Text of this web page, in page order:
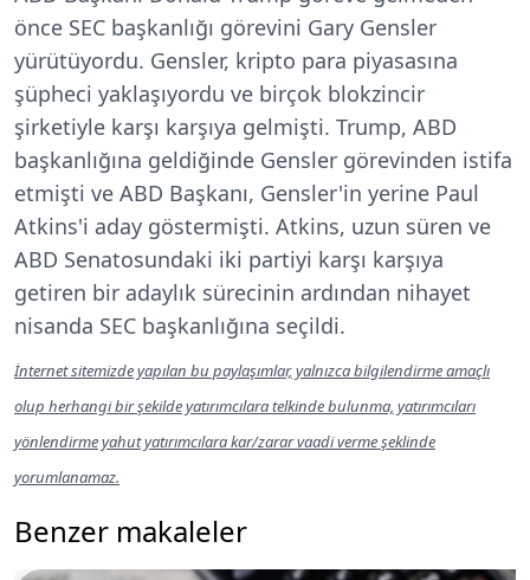
önce SEC başkanlığı görevini Gary Gensler
yürütüyordu. Gensler, kripto para piyasasına
şüpheci yaklaşıyordu ve birçok blokzincir
şirketiyle karşı karşıya gelmişti. Trump, ABD
başkanlığına geldiğinde Gensler görevinden istifa
etmişti ve ABD Başkanı, Gensler'in yerine Paul
Atkins'i aday göstermişti. Atkins, uzun süren ve
ABD Senatosundaki iki partiyi karşı karşıya
getiren bir adaylık sürecinin ardından nihayet
nisanda SEC başkanlığına seçildi.
İnternet sitemizde yapılan bu paylaşımlar, yalnızca bilgilendirme amaçlı
olup herhangi bir şekilde yatırımcılara telkinde bulunma, yatırımcıları
yönlendirme yahut yatırımcılara kar/zarar vaadi verme şeklinde
yorumlanamaz.
Benzer makaleler